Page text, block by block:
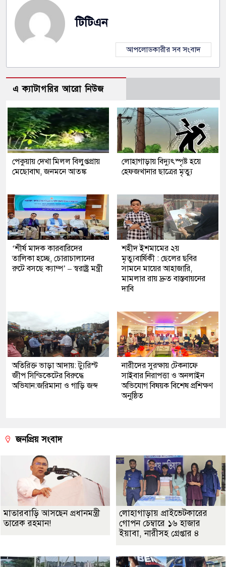
টিটিএন
আপলোডকারীর সব সংবাদ
এ ক্যাটাগরির আরো নিউজ
পেকুয়ায় দেখা মিলল বিলুপ্তপ্রায়
মেছোবাঘ, জনমনে আতঙ্ক
লোহাগাড়ায় বিদ্যুৎস্পৃষ্ট হয়ে
হেফজখানার ছাত্রের মৃত্যু
‘শীর্ষ মাদক কারবারিদের
তালিকা হচ্ছে, চোরাচালানের
রুটে বসছে ক্যাম্প’ – স্বরাষ্ট্র মন্ত্রী
শহীদ ইশমামের ২য়
মৃত্যুবার্ষিকী : ছেলের ছবির
সামনে মায়ের আহাজারি,
মামলার রায় দ্রুত বাস্তবায়নের
দাবি
অতিরিক্ত ভাড়া আদায়: ট্যুরিস্ট
জীপ সিন্ডিকেটের বিরুদ্ধে
অভিযান:জরিমানা ও গাড়ি জব্দ
নারীদের সুরক্ষায় টেকনাফে
সাইবার নিরাপত্তা ও অনলাইন
অভিযোগ বিষয়ক বিশেষ প্রশিক্ষণ
অনুষ্ঠিত
জনপ্রিয় সংবাদ
মাতারবাড়ি আসছেন প্রধানমন্ত্রী
তারেক রহমান!
লোহাগাড়ায় প্রাইভেটকারের
গোপন চেম্বারে ১৬ হাজার
ইয়াবা, নারীসহ গ্রেপ্তার ৪